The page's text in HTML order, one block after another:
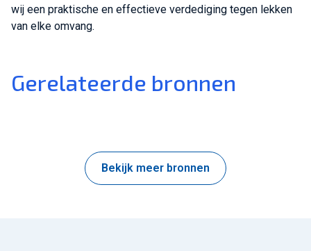
wij een praktische en effectieve verdediging tegen lekken
van elke omvang.
Gerelateerde bronnen
Bekijk meer bronnen